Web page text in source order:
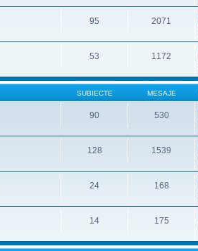
95 2071
53 1172
SUBIECTE MESAJE
90 530
128 1539
24 168
14 175